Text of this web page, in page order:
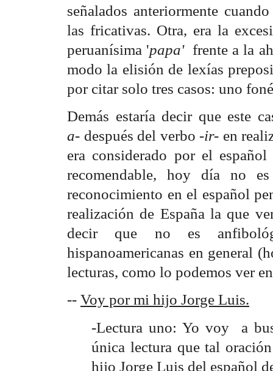
señalados anteriormente
las fricativas. Otra, era la
peruanísima 'papa' frente a la
modo la elisión de lexías
por citar solo tres casos: uno
Demás estaría decir que este
a- después del verbo -ir- en
era considerado por el
recomendable, hoy día no
reconocimiento en el español
realización de España la que
decir que no es
hispanoamericanas en general
lecturas, como lo podemos ver
-- Voy por mi hijo Jorge Luis.
-Lectura uno: Yo voy a
única lectura que tal
hijo Jorge Luis del español